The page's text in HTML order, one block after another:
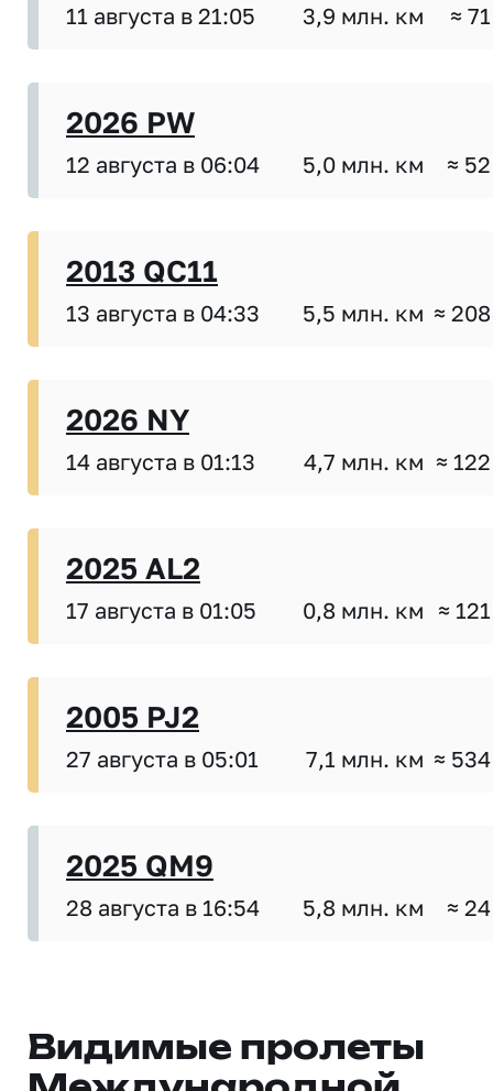
11 августа в 21:05 3,9 млн. км ≈
2026 PW
12 августа в 06:04 5,0 млн. км ≈
2013 QC11
13 августа в 04:33 5,5 млн. км ≈
2026 NY
14 августа в 01:13 4,7 млн. км ≈
2025 AL2
17 августа в 01:05 0,8 млн. км ≈
2005 PJ2
27 августа в 05:01 7,1 млн. км ≈
2025 QM9
28 августа в 16:54 5,8 млн. км ≈
Видимые пролеты